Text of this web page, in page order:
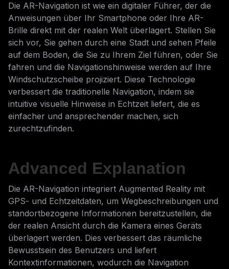
Die AR-Navigation ist wie ein digitaler Führer, der die
Anweisungen über Ihr Smartphone oder Ihre AR-
Brille direkt mit der realen Welt überlagert. Stellen Sie
sich vor, Sie gehen durch eine Stadt und sehen Pfeile
auf dem Boden, die Sie zu Ihrem Ziel führen, oder Sie
fahren und die Navigationshinweise werden auf Ihre
Windschutzscheibe projiziert. Diese Technologie
verbessert die traditionelle Navigation, indem sie
intuitive visuelle Hinweise in Echtzeit liefert, die es
einfacher und ansprechender machen, sich
zurechtzufinden.
Advanced Explanation
Die AR-Navigation integriert Augmented Reality mit
GPS- und Echtzeitdaten, um Wegbeschreibungen und
standortbezogene Informationen bereitzustellen, die
der realen Ansicht durch die Kamera eines Geräts
überlagert werden. Dies verbessert das räumliche
Bewusstsein des Benutzers und liefert
Kontextinformationen, wodurch die Navigation